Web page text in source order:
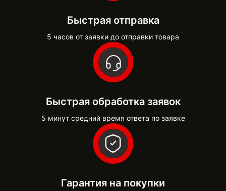
Быстрая отправка
5 часов от заявки до отправки товара
Быстрая обработка заявок
5 минут средний время ответа по заявке
Гарантия на покупки